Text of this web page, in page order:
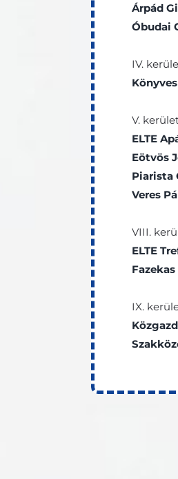
Árpád
Óbudai
IV.
V. kerület
ELTE
Eötvös
Piarista
Veres
VIII.
ELTE
IX.